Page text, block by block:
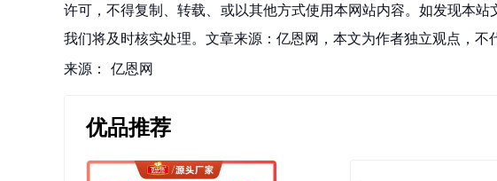
许可，不得复制、转载、或以其他方式使用本网站内容。如发现本
我们将及时核实处理。文章来源：亿恩网，本文为作者独立观点，不
来源： 亿恩网
优品推荐